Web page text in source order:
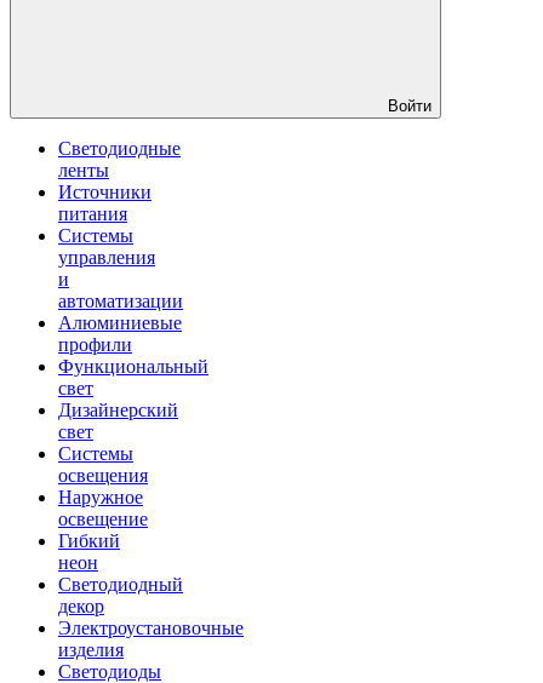
Войти
Светодиодные
ленты
Источники
питания
Системы
управления
и
автоматизации
Алюминиевые
профили
Функциональный
свет
Дизайнерский
свет
Системы
освещения
Наружное
освещение
Гибкий
неон
Светодиодный
декор
Электроустановочные
изделия
Светодиоды